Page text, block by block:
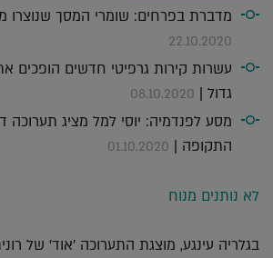
מדברת בפרחים: שומרי המסך שנוצרו
22.10.2020
עשרות קירות גרפיטי חדשים הופכים
גדול | 08.10.2020
מסע לפנדמיה: יוסי למל מציג תערוכה
התקופה | 01.10.2020
לא נותנים מנוח
בגלריה עינגע, מוצגת התערוכה 'אוד' של